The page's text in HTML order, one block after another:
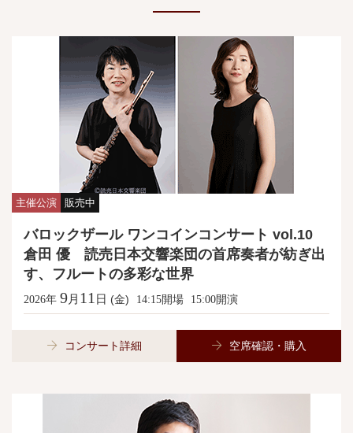
主催公演 販売中
バロックザール ワンコインコンサート vol.10
倉田 優 読売日本交響楽団の首席奏者が紡ぎ出
す、フルートの多彩な世界
2026年 9月 11 日 (金) 14:15開場 15:00開演
コンサート詳細 空席確認・購入